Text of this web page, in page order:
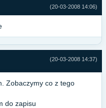
(20-03-2008 14:06)
(20-03-2008 14:37)
Zobaczymy co z tego
do zapisu